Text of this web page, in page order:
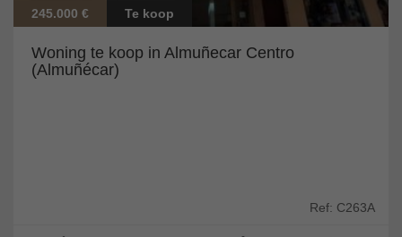
245.000 € Te koop
Woning te koop in Almuñecar Centro
(Almuñécar)
Ref: C263A